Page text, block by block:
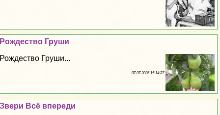
Рождество Груши
Рождество Груши...
07 07 2026 15:14:37
Звери Всё впереди